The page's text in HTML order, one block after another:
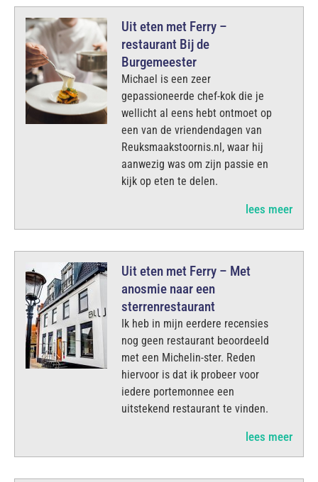
Uit eten met Ferry –
restaurant Bij de
Burgemeester
Michael is een zeer
gepassioneerde chef-kok die je
wellicht al eens hebt ontmoet op
een van de vriendendagen van
Reuksmaakstoornis.nl, waar hij
aanwezig was om zijn passie en
kijk op eten te delen.
lees meer
Uit eten met Ferry – Met
anosmie naar een
sterrenrestaurant
Ik heb in mijn eerdere recensies
nog geen restaurant beoordeeld
met een Michelin-ster. Reden
hiervoor is dat ik probeer voor
iedere portemonnee een
uitstekend restaurant te vinden.
lees meer